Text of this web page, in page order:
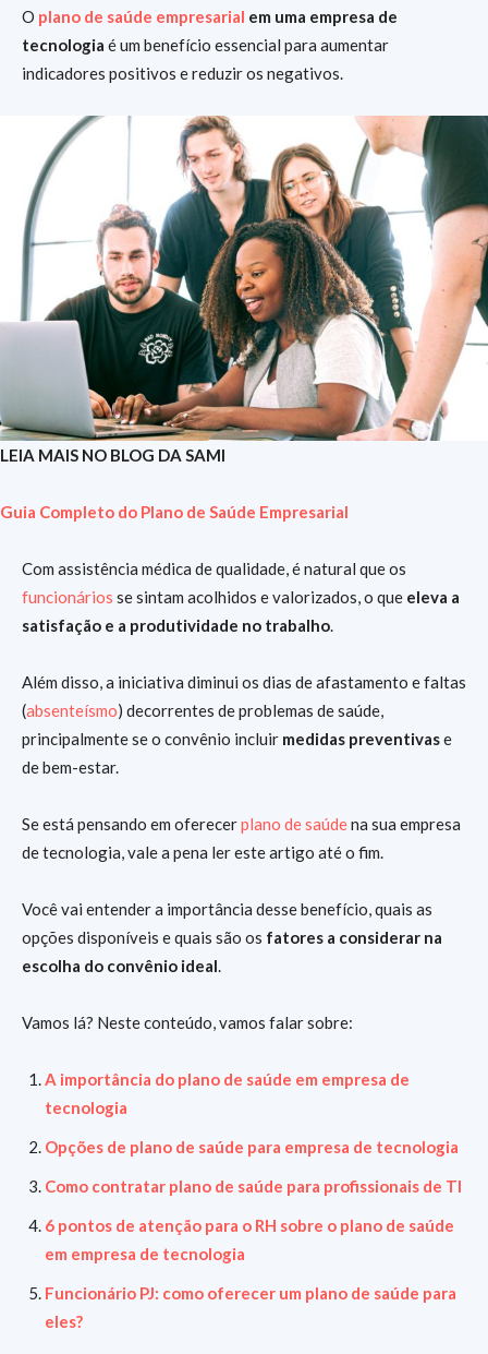
O plano de saúde empresarial em uma empresa de
tecnologia é um benefício essencial para aumentar
indicadores positivos e reduzir os negativos.
LEIA MAIS NO BLOG DA SAMI
Guia Completo do Plano de Saúde Empresarial
Com assistência médica de qualidade, é natural que os
funcionários se sintam acolhidos e valorizados, o que eleva a
satisfação e a produtividade no trabalho.
Além disso, a iniciativa diminui os dias de afastamento e faltas
(absenteísmo) decorrentes de problemas de saúde,
principalmente se o convênio incluir medidas preventivase
de bem-estar.
Se está pensando em oferecerplano de saúdena sua empresa
de tecnologia, vale a pena ler este artigo até o fim.
Você vai entender a importância desse benefício, quais as
opções disponíveis e quais são os fatores a considerar na
escolha do convênio ideal.
Vamos lá? Neste conteúdo, vamos falar sobre:
A importância do plano de saúde em empresa de
tecnologia
Opções de plano de saúde para empresa de tecnologia
Como contratar plano de saúde para profissionais de TI
6 pontos de atenção para o RH sobre o plano de saúde
em empresa de tecnologia
Funcionário PJ: como oferecer um plano de saúde para
eles?